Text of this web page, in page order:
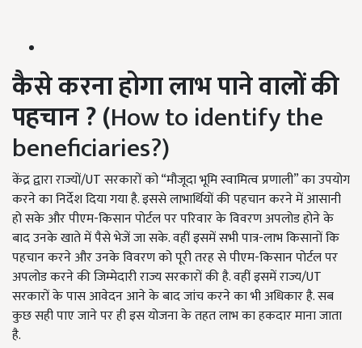
कैसे करना होगा लाभ पाने वालों की
पहचान? (How to identify the
beneficiaries?)
केंद्र द्वारा राज्यों/UT सरकारों को “मौजूदा भूमि स्वामित्व प्रणाली” का उपयोग
करने का निर्देश दिया गया है. इससे लाभार्थियों की पहचान करने में आसानी
हो सके और पीएम-किसान पोर्टल पर परिवार के विवरण अपलोड होने के
बाद उनके खाते में पैसे भेजें जा सके. वहीं इसमें सभी पात्र-लाभ किसानों कि
पहचान करने और उनके विवरण को पूरी तरह से पीएम-किसान पोर्टल पर
अपलोड करने की जिम्मेदारी राज्य सरकारों की है. वहीं इसमें राज्य/UT
सरकारों के पास आवेदन आने के बाद जांच करने का भी अधिकार है. सब
कुछ सही पाए जाने पर ही इस योजना के तहत लाभ का हकदार माना जाता
है.